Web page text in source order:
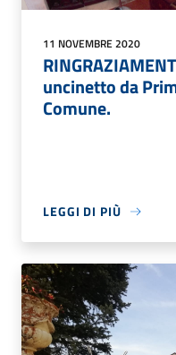
11 NOVEMBRE 2020
uncinetto da
Comune.
LEGGI DI PIÙ